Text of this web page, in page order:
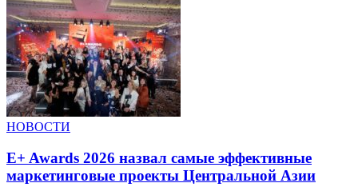
НОВОСТИ
E+ Awards 2026 назвал самые эффективные
маркетинговые проекты Центральной Азии